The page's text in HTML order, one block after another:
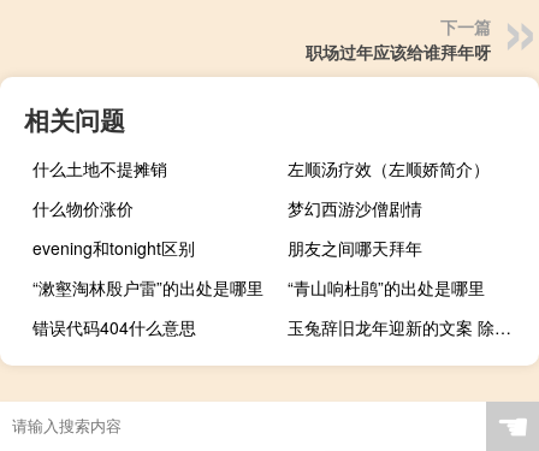
下一篇
职场过年应该给谁拜年呀
相关问题
什么土地不提摊销
左顺汤疗效（左顺娇简介）
什么物价涨价
梦幻西游沙僧剧情
evening和tonight区别
朋友之间哪天拜年
“漱壑淘林殷户雷”的出处是哪里
“青山响杜鹃”的出处是哪里
错误代码404什么意思
玉兔辞旧龙年迎新的文案 除夕辞旧岁玉兔贺新春
☚